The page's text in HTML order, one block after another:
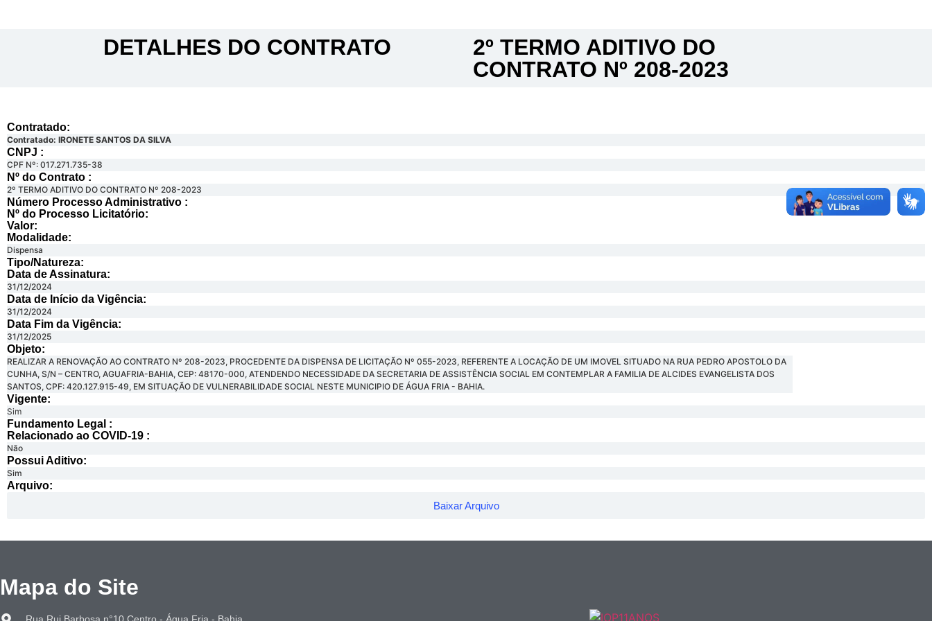
DETALHES DO CONTRATO​
2º TERMO ADITIVO DO
CONTRATO Nº 208-2023
Contratado:
Contratado: IRONETE SANTOS DA SILVA
CNPJ :
CPF Nº: 017.271.735-38
Nº do Contrato :
2º TERMO ADITIVO DO CONTRATO Nº 208-2023
Número Processo Administrativo :
Nº do Processo Licitatório:
Valor:
Modalidade:
Dispensa
Tipo/Natureza:
Data de Assinatura:
31/12/2024
Data de Início da Vigência:
31/12/2024
Data Fim da Vigência:
31/12/2025
Objeto:
REALIZAR A RENOVAÇÃO AO CONTRATO Nº 208-2023, PROCEDENTE DA DISPENSA DE LICITAÇÃO Nº 055-2023, REFERENTE A LOCAÇÃO DE UM IMOVEL SITUADO NA RUA PEDRO APOSTOLO DA
CUNHA, S/N – CENTRO, AGUAFRIA-BAHIA, CEP: 48170-000, ATENDENDO NECESSIDADE DA SECRETARIA DE ASSISTÊNCIA SOCIAL EM CONTEMPLAR A FAMILIA DE ALCIDES EVANGELISTA DOS
SANTOS, CPF: 420.127.915-49, EM SITUAÇÃO DE VULNERABILIDADE SOCIAL NESTE MUNICIPIO DE ÁGUA FRIA - BAHIA.
Vigente:
Sim
Fundamento Legal :​
Relacionado ao COVID-19 :​
Não
Possui Aditivo:​
Sim
Arquivo:
Baixar Arquivo
Mapa do Site